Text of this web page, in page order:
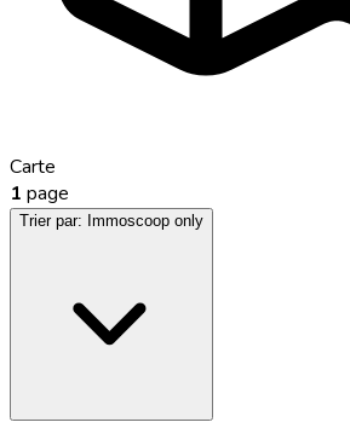
Carte
1 page
Trier par: Immoscoop only